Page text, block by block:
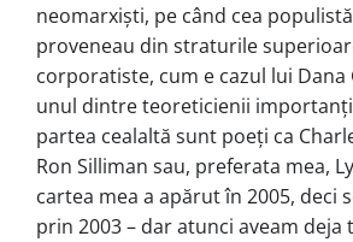
neomarxiști, pe când cea
proveneau din straturile
corporatiste, cum e cazul lui Dana
unul dintre teoreticienii
partea cealaltă sunt poeți ca
Ron Silliman sau, preferata mea,
cartea mea a apărut în 2005, deci
prin 2003 – dar atunci aveam deja